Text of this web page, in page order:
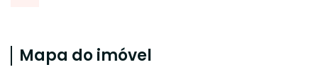
Mapa do imóvel